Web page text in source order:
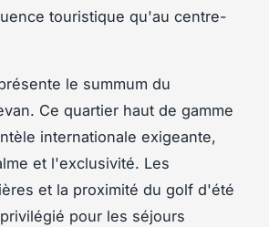
touristique qu'au centre-
le summum du
Ce quartier haut de gamme
internationale exigeante,
et l'exclusivité. Les
et la proximité du golf d'été
pour les séjours